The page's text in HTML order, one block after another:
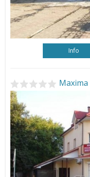
Info
Maxima